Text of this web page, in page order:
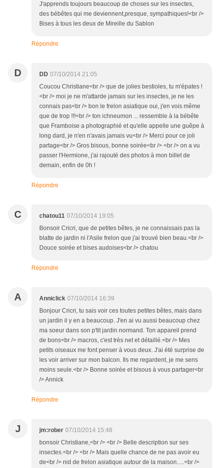
J'apprends toujours beaucoup de choses sur les insectes,
des bébêtes qui me deviennent,presque, sympathiques!<br />
Bises à tous les deux de Mireille du Sablon
Répondre
D DD 07/10/2014 21:05
Coucou Christiane<br /> que de jolies bestioles, tu m'épates !
<br /> moi je ne m'attarde jamais sur les insectes, je ne les
connais pas<br /> bon le frelon asiatique oui, j'en vois même
que de trop !!!<br /> ton ichneumon ... ressemble à la bébête
que Framboise a photographié et qu'elle appelle une guêpe à
long dard, je n'en n'avais jamais vu<br /> Merci pour ce joli
partage<br /> Gros bisous, bonne soirée<br /> <br /> on a vu
passer l'Hermione, j'ai rajouté des photos à mon billet de
demain, enfin de 0h !
Répondre
C chatou11 07/10/2014 19:05
Bonsoir Cricri, que de petites bêtes, je ne connaissais pas la
blatte de jardin ni l'Asile frelon que j'ai trouvé bien beau.<br />
Douce soirée et bises audoises<br /> chatou
Répondre
A Anniclick 07/10/2014 16:39
Bonjour Cricri, tu sais voir ces toutes petites bêtes, mais dans
un jardin il y en a beaucoup. J'en ai vu aussi beaucoup chez
ma soeur dans son p'tit jardin normand. Ton appareil prend
de bons<br /> macros, c'est très net et détaillé.<br /> Mes
petits oiseaux me font penser à vous deux. J'ai été surprise de
les voir arriver sur mon balcon. Ils me regardent, je me sens
moins seule.<br /> Bonne soirée et bisous à vous partager<br
/> Annick
Répondre
J jm:rober 07/10/2014 15:48
bonsoir Christiane,<br /> <br /> Belle description sur ses
insectes.<br /> <br /> Mais quelle chance de ne pas avoir eu
de<br /> nid de frelon asiatique autour de la maison.....<br />